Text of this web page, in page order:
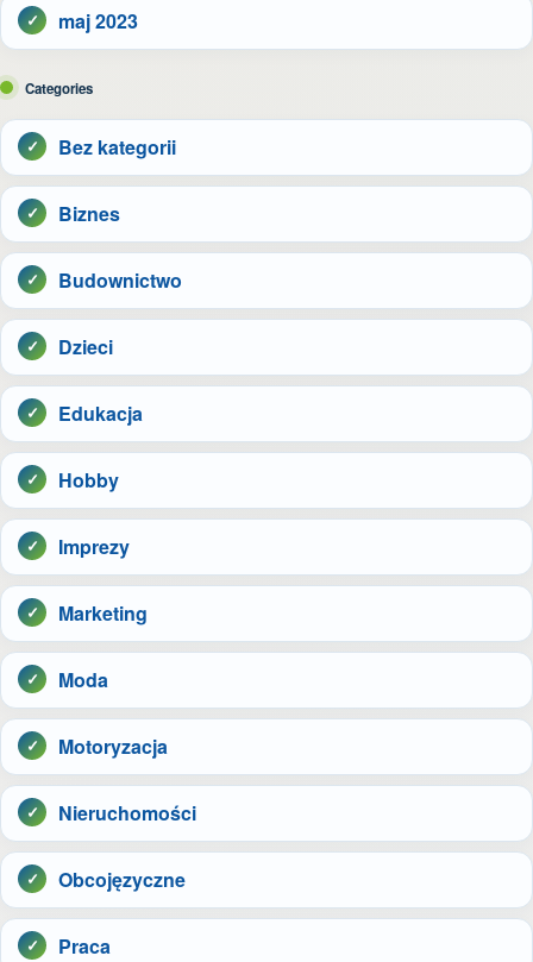
maj 2023
Categories
Bez kategorii
Biznes
Budownictwo
Dzieci
Edukacja
Hobby
Imprezy
Marketing
Moda
Motoryzacja
Nieruchomości
Obcojęzyczne
Praca